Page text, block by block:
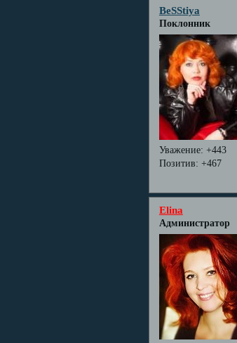
BeSStiya
Поклонник
Уважение: +443
Позитив: +467
Elina
Администратор